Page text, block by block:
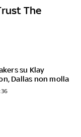
The
su Klay
Dallas non molla